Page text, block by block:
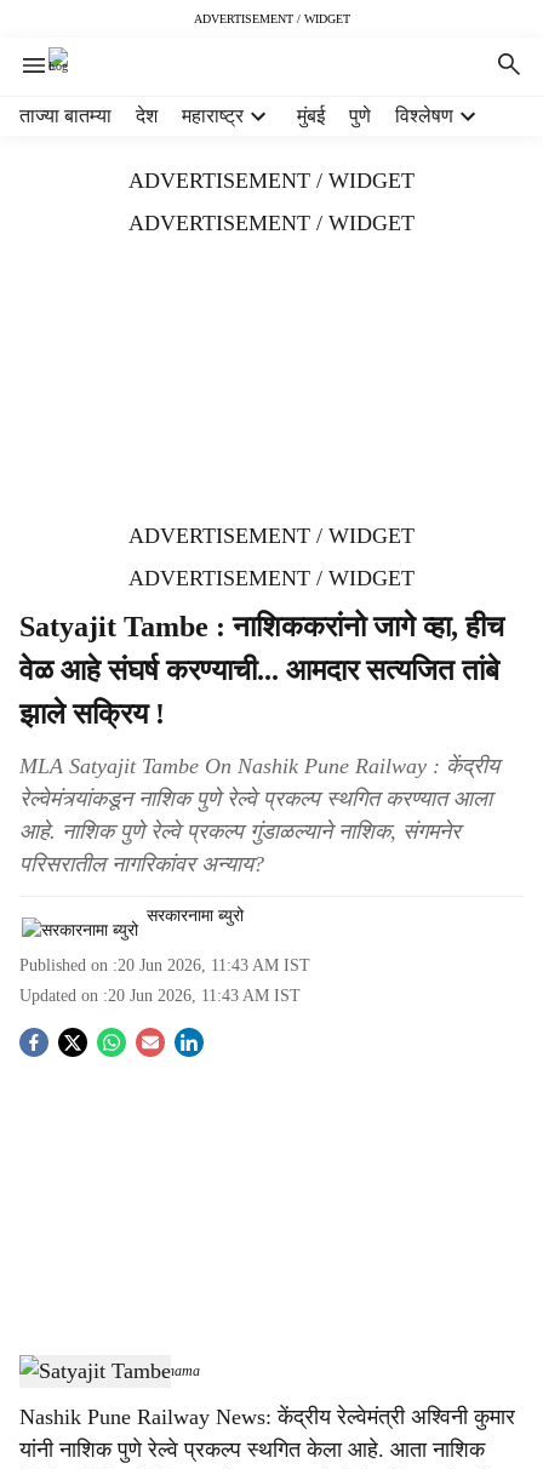
ADVERTISEMENT / WIDGET
ताज्या बातम्या देश महाराष्ट्र मुंबई पुणे विश्लेषण
ADVERTISEMENT / WIDGET
ADVERTISEMENT / WIDGET
ADVERTISEMENT / WIDGET
ADVERTISEMENT / WIDGET
Satyajit Tambe : नाशिककरांनो जागे व्हा, हीच
वेळ आहे संघर्ष करण्याची... आमदार सत्यजित तांबे
झाले सक्रिय !
MLA Satyajit Tambe On Nashik Pune Railway : केंद्रीय
रेल्वेमंत्र्यांकडून नाशिक पुणे रेल्वे प्रकल्प स्थगित करण्यात आला
आहे. नाशिक पुणे रेल्वे प्रकल्प गुंडाळल्याने नाशिक, संगमनेर
परिसरातील नागरिकांवर अन्याय?
सरकारनामा ब्युरो
Published on :20 Jun 2026, 11:43 AM IST
Updated on :20 Jun 2026, 11:43 AM IST
S
a
Satyajeet Tambe -Sarkarnama
Nashik Pune Railway News: केंद्रीय रेल्वेमंत्री अश्विनी कुमार
यांनी नाशिक पुणे रेल्वे प्रकल्प स्थगित केला आहे. आता नाशिक